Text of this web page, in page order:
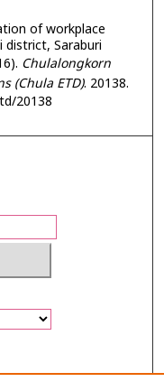
of workplace
Saraburi
Chulalongkorn
(Chula ETD). 20138.
20138